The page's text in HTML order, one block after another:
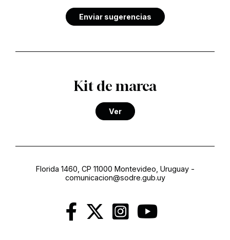
Enviar sugerencias
Kit de marca
Ver
Florida 1460, CP 11000 Montevideo, Uruguay-
comunicacion@sodre.gub.uy